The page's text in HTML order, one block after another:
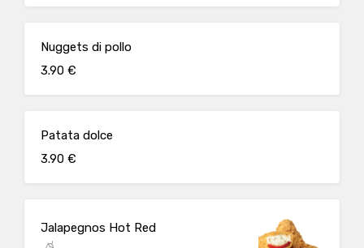
Nuggets di pollo
3.90 €
Patata dolce
3.90 €
Jalapegnos Hot Red